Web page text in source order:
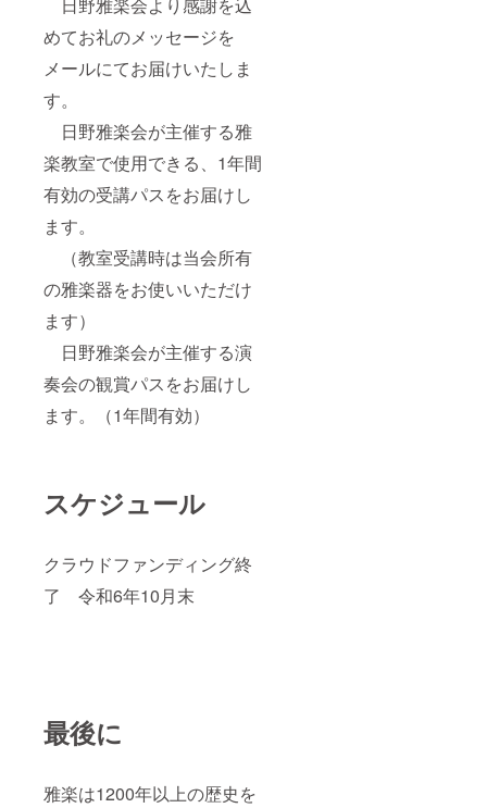
日野雅楽会より感謝を込
めてお礼のメッセージを
メールにてお届けいたしま
す。
日野雅楽会が主催する雅
楽教室で使用できる、1年間
有効の受講パスをお届けし
ます。
（教室受講時は当会所有
の雅楽器をお使いいただけ
ます）
日野雅楽会が主催する演
奏会の観賞パスをお届けし
ます。（1年間有効）
スケジュール
クラウドファンディング終
了 令和6年10月末
最後に
雅楽は1200年以上の歴史を